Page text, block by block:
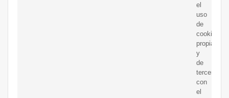
el
uso
de
cookies
propias
y
de
terceros
con
el